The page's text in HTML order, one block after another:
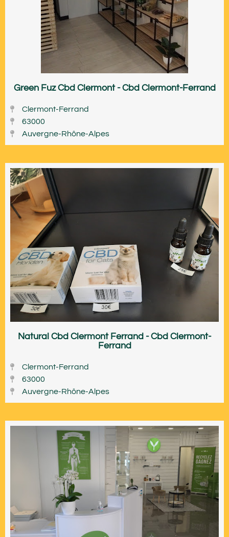
Green Fuz Cbd Clermont - Cbd Clermont-Ferrand
Clermont-Ferrand
63000
Auvergne-Rhône-Alpes
Natural Cbd Clermont Ferrand - Cbd Clermont-
Ferrand
Clermont-Ferrand
63000
Auvergne-Rhône-Alpes